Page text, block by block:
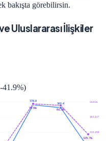
bakışta görebilirsin.
Uluslararası İlişkiler
-41.9%)
54.956
183.127
311.298
370.8
366.4
71.9K 84.5K
329.7K